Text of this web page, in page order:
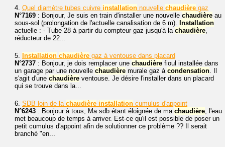
4. Quel diamètre tubes cuivre installation nouvelle chaudière gaz
N°7169 : Bonjour, Je suis en train d'installer une nouvelle chaudière au
sous-sol (prolongation de l'actuelle canalisation de 6 m). Installation
actuelle : - Tube 28 à partir du compteur gaz jusqu'à la chaudière,
réducteur de 22...
5. Installation chaudière gaz à ventouse dans placard
N°2737 : Bonjour, je dois remplacer une chaudière fioul installée dans
un garage par une nouvelle chaudière murale gaz à condensation. Il
s'agit d'une chaudière ventouse. Je désire l'installer dans un placard
qui se trouve dans la...
6. SDB loin de la chaudière installation cumulus d'appoint
N°6243 : Bonjour à tous, Ma sdb étant éloignée de ma chaudière, l'eau
met beaucoup de temps à arriver. Est-ce qu'il est possible de poser un
petit cumulus d'appoint afin de solutionner ce problème ?? Il serait
branché "en...